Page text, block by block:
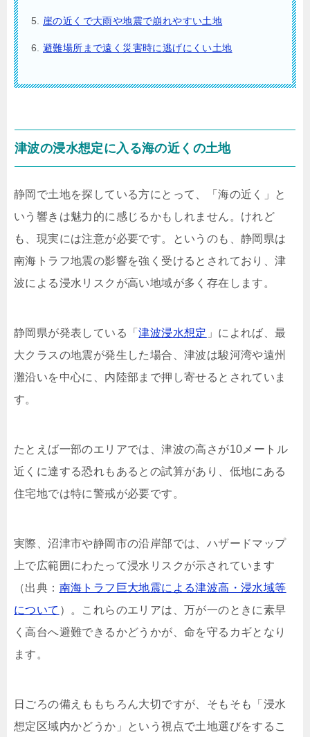
崖の近くで大雨や地震で崩れやすい土地
避難場所まで遠く災害時に逃げにくい土地
津波の浸水想定に入る海の近くの土地
静岡で土地を探している方にとって、「海の近く」と
いう響きは魅力的に感じるかもしれません。けれど
も、現実には注意が必要です。というのも、静岡県は
南海トラフ地震の影響を強く受けるとされており、津
波による浸水リスクが高い地域が多く存在します。
静岡県が発表している「津波浸水想定 」によれば、最
大クラスの地震が発生した場合、津波は駿河湾や遠州
灘沿いを中心に、内陸部まで押し寄せるとされていま
す。
たとえば一部のエリアでは、津波の高さが10メートル
近くに達する恐れもあるとの試算があり、低地にある
住宅地では特に警戒が必要です。
実際、沼津市や静岡市の沿岸部では、ハザードマップ
上で広範囲にわたって浸水リスクが示されています
（出典： 南海トラフ巨大地震による津波高・浸水域等
について ）。これらのエリアは、万が一のときに素早
く高台へ避難できるかどうかが、命を守るカギとなり
ます。
日ごろの備えももちろん大切ですが、そもそも「浸水
想定区域内かどうか」という視点で土地選びをするこ